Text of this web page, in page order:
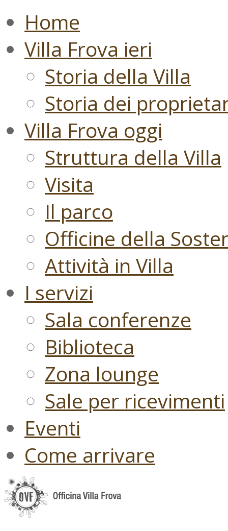
Home
Villa Frova ieri
Storia della Villa
Storia dei
Villa Frova oggi
Struttura della Villa
Visita
Il parco
Officine della
Attività in Villa
I servizi
Sala conferenze
Biblioteca
Zona lounge
Sale per ricevimenti
Eventi
Come arrivare